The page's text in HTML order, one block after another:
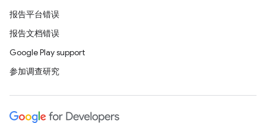
报告平台错误
报告文档错误
Google Play support
参加调查研究